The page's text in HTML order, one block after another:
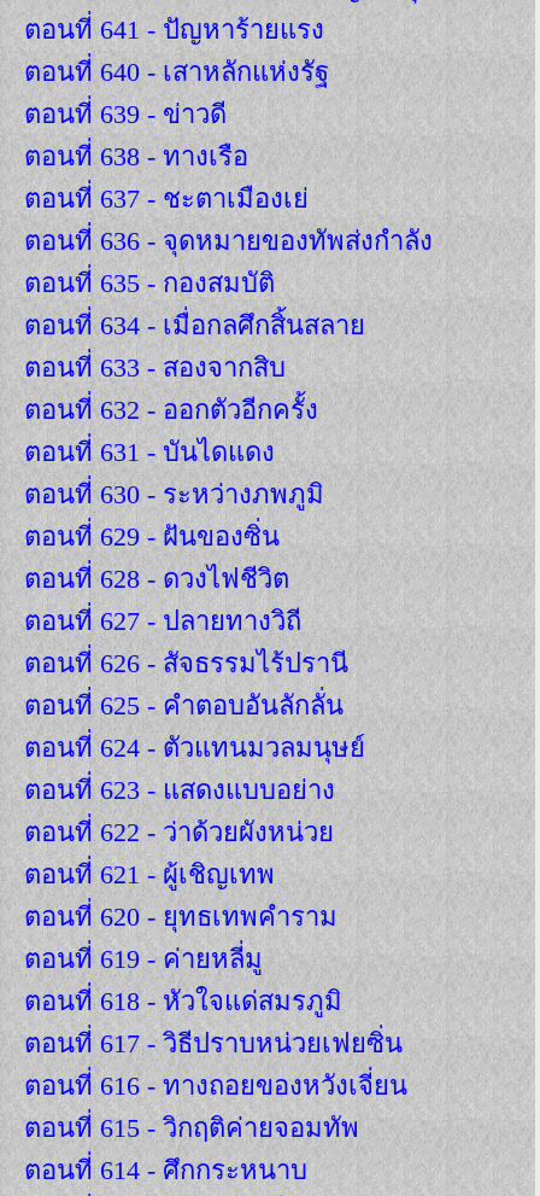
ตอนที่ 641 - ปัญหาร้ายแรง
ตอนที่ 640 - เสาหลักแห่งรัฐ
ตอนที่ 639 - ข่าวดี
ตอนที่ 638 - ทางเรือ
ตอนที่ 637 - ชะตาเมืองเย่
ตอนที่ 636 - จุดหมายของทัพส่งกำลัง
ตอนที่ 635 - กองสมบัติ
ตอนที่ 634 - เมื่อกลศึกสิ้นสลาย
ตอนที่ 633 - สองจากสิบ
ตอนที่ 632 - ออกตัวอีกครั้ง
ตอนที่ 631 - บันไดแดง
ตอนที่ 630 - ระหว่างภพภูมิ
ตอนที่ 629 - ฝันของซิ่น
ตอนที่ 628 - ดวงไฟชีวิต
ตอนที่ 627 - ปลายทางวิถี
ตอนที่ 626 - สัจธรรมไร้ปรานี
ตอนที่ 625 - คำตอบอันลักลั่น
ตอนที่ 624 - ตัวแทนมวลมนุษย์
ตอนที่ 623 - แสดงแบบอย่าง
ตอนที่ 622 - ว่าด้วยผังหน่วย
ตอนที่ 621 - ผู้เชิญเทพ
ตอนที่ 620 - ยุทธเทพคำราม
ตอนที่ 619 - ค่ายหลี่มู
ตอนที่ 618 - หัวใจแด่สมรภูมิ
ตอนที่ 617 - วิธีปราบหน่วยเฟยซิ่น
ตอนที่ 616 - ทางถอยของหวังเจี่ยน
ตอนที่ 615 - วิกฤติค่ายจอมทัพ
ตอนที่ 614 - ศึกกระหนาบ